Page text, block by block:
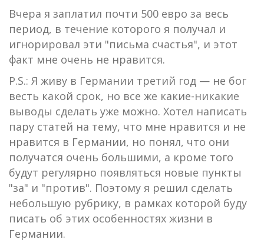
Вчера я заплатил почти 500 евро за весь
период, в течение которого я получал и
игнорировал эти "письма счастья", и этот
факт мне очень не нравится.
P.S.: Я живу в Германии третий год — не бог
весть какой срок, но все же какие-никакие
выводы сделать уже можно. Хотел написать
пару статей на тему, что мне нравится и не
нравится в Германии, но понял, что они
получатся очень большими, а кроме того
будут регулярно появляться новые пункты
"за" и "против". Поэтому я решил сделать
небольшую рубрику, в рамках которой буду
писать об этих особенностях жизни в
Германии.